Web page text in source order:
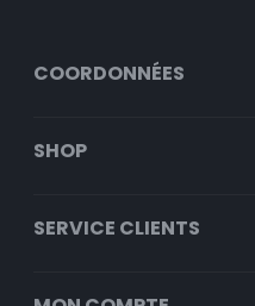
COORDONNÉES
SHOP
SERVICE CLIENTS